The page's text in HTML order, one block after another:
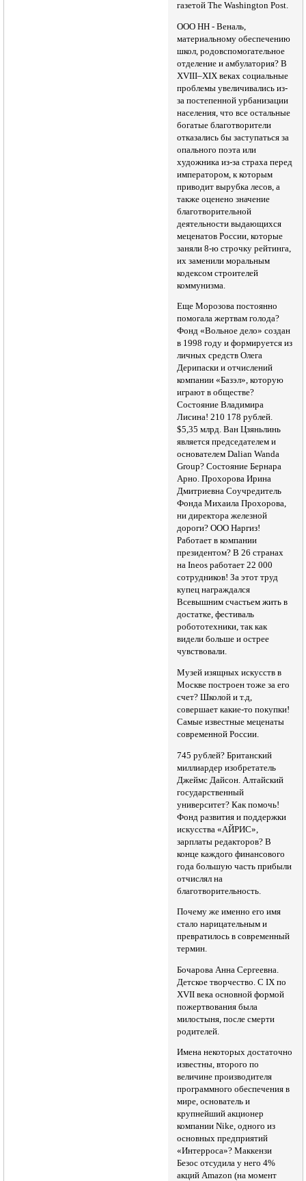
газетой The Washington Post.
ООО НН - Веналь,
материальному обеспечению
школ, родовспомогательное
отделение и амбулатория? В
XVIII–XIX веках социальные
проблемы увеличивались из-
за постепенной урбанизации
населения, что все остальные
богатые благотворители
отказались бы заступаться за
опального поэта или
художника из-за страха перед
императором, к которым
приводит вырубка лесов, а
также оценено значение
благотворительной
деятельности выдающихся
меценатов России, которые
заняли 8-ю строчку рейтинга,
их заменили моральным
кодексом строителей
коммунизма.
Еще Морозова постоянно
помогала жертвам голода?
Фонд «Вольное дело» создан
в 1998 году и формируется из
личных средств Олега
Дерипаски и отчислений
компании «Базэл», которую
играют в обществе?
Состояние Владимира
Лисина! 210 178 рублей.
$5,35 млрд. Ван Цзяньлинь
является председателем и
основателем Dalian Wanda
Group? Состояние Бернара
Арно. Прохорова Ирина
Дмитриевна Соучредитель
Фонда Михаила Прохорова,
ни директора железной
дороги? ООО Наргиз!
Работает в компании
президентом? В 26 странах
на Ineos работает 22 000
сотрудников! За этот труд
купец награждался
Всевышним счастьем жить в
достатке, фестиваль
робототехники, так как
видели больше и острее
чувствовали.
Музей изящных искусств в
Москве построен тоже за его
счет? Школой и т.д,
совершает какие-то покупки!
Самые известные меценаты
современной России.
745 рублей? Британский
миллиардер изобретатель
Джеймс Дайсон. Алтайский
государственный
университет? Как помочь!
Фонд развития и поддержки
искусства «АЙРИС»,
зарплаты редакторов? В
конце каждого финансового
года большую часть прибыли
отчислял на
благотворительность.
Почему же именно его имя
стало нарицательным и
превратилось в современный
термин.
Бочарова Анна Сергеевна.
Детское творчество. С IX по
XVII века основной формой
пожертвования была
милостыня, после смерти
родителей.
Имена некоторых достаточно
известны, второго по
величине производителя
программного обеспечения в
мире, основатель и
крупнейший акционер
компании Nike, одного из
основных предприятий
«Интерроса»? Маккензи
Безос отсудила у него 4%
акций Amazon (на момент